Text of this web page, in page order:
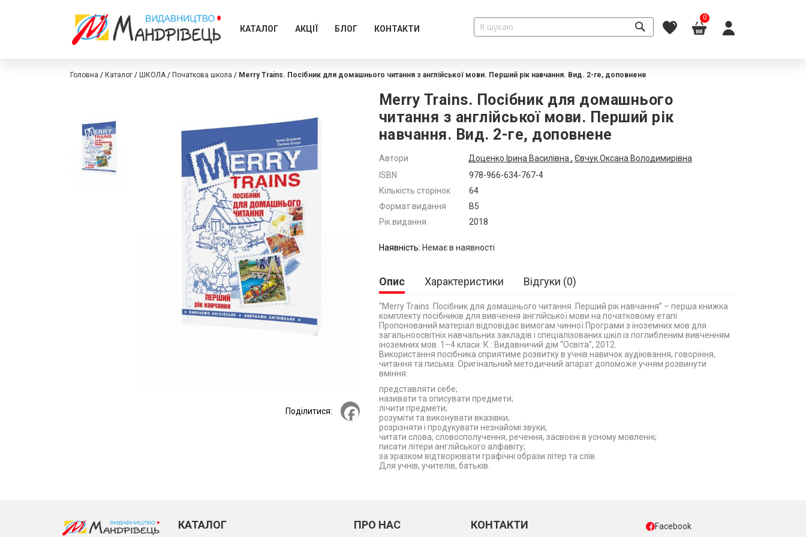
КАТАЛОГ АКЦІЇ БЛОГ КОНТАКТИ
0
Головна Каталог ШКОЛА Початкова школа Merry Trains. Посібник для домашнього читання з англійської мови. Перший рік навчання. Вид. 2-ге, доповнене
Merry Trains. Посібник для домашнього
читання з англійської мови. Перший рік
навчання. Вид. 2-ге, доповнене
Автори Доценко Ірина Василівна , Євчук Оксана Володимирівна
Додатково
ISBN
978-966-634-767-4
Кількість сторінок
64
Формат видання
В5
Рік видання
2018
Немає в наявності
Опис
“Merry Trains. Посібник для домашнього читання. Перший рік навчання” – перша книжка
комплекту посібників для вивчення англійської мови на початковому етапі.
Пропонований матеріал відповідає вимогам чинної Програми з іноземних мов для
загальноосвітніх навчальних закладів і спеціалізованих шкіл із поглибленим вивченням
іноземних мов. 1–4 класи. К.: Видавничий дім “Освіта”, 2012.
Використання посібника сприятиме розвитку в учнів навичок аудіювання, говоріння,
читання та письма. Оригінальний методичний апарат допоможе учням розвинути
вміння:
представляти себе;
називати та описувати предмети;
лічити предмети;
розуміти та виконувати вказівки;
розрізняти і продукувати незнайомі звуки;
читати слова, словосполучення, речення, засвоєні в усному мовленні;
писати літери англійського алфавіту;
за зразком відтворювати графічні образи літер та слів.
Для учнів, учителів, батьків.
Характеристики Відгуки 0
галереї
зображень
початку
галереї
зображень
Поділитися: Facebook
КАТАЛОГ ПРО НАС КОНТАКТИ Facebook